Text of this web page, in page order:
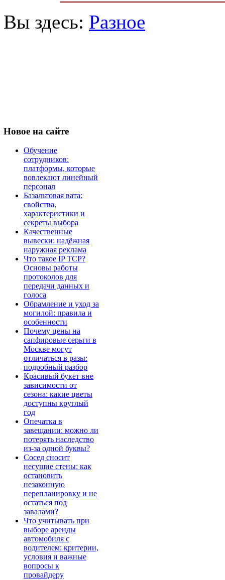
Вы здесь: Разное
Новое на сайте
Обучение
сотрудников:
платформы, которые
вовлекают линейный
персонал
Базальтовая вата:
свойства,
характеристики и
секреты выбора
Качественные
вывески: надёжная
наружная реклама
Что такое IP TCP?
Основы работы
протоколов для
передачи данных и
голоса
Обрамление и уход за
могилой: правила и
особенности
Почему цены на
сапфировые серьги в
Москве могут
отличаться в разы:
подробный разбор
Красивый букет вне
зависимости от
сезона: какие цветы
доступны круглый
год
Опечатка в
завещании: можно ли
потерять наследство
из-за одной буквы?
Сосед сносит
несущие стены: как
остановить
незаконную
перепланировку и не
остаться под
завалами?
Что учитывать при
выборе аренды
автомобиля с
водителем: критерии,
условия и важные
вопросы к
провайдеру